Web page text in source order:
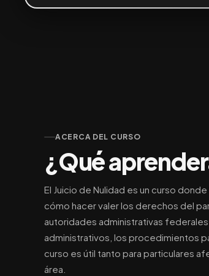
ACERCA DEL CURSO
¿Qué
El Juicio de Nulidad es un curso
cómo hacer valer los derechos del
autoridades administrativas
administrativos, los procedimientos
curso es útil tanto para particulares
área.